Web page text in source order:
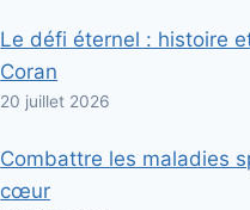
Le défi éternel : histoire
Coran
20 juillet 2026
Combattre les maladies
cœur